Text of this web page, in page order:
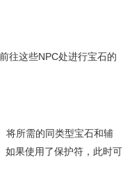
往这些NPC处进行宝石的
所需的同类型宝石和辅
如果使用了保护符，此时可